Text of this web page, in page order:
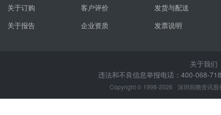
关于订购
关于报告
客户评价
企业资质
发货与配送
发票说明
关于我们
违法和不良信息举报电话：400-068-
Copyright © 1998-2026 深圳前瞻资讯股